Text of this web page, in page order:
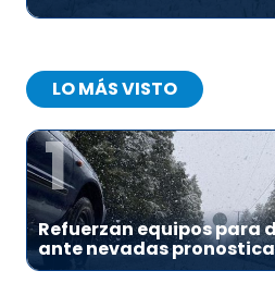
LO MÁS VISTO
1
Refuerzan equipos para
ante nevadas